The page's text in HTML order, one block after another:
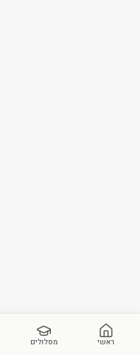
ראשי מסלולים